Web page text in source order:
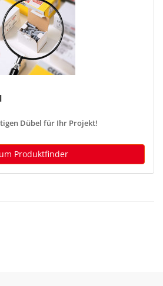
Dübel für Ihr Projekt!
Produktfinder